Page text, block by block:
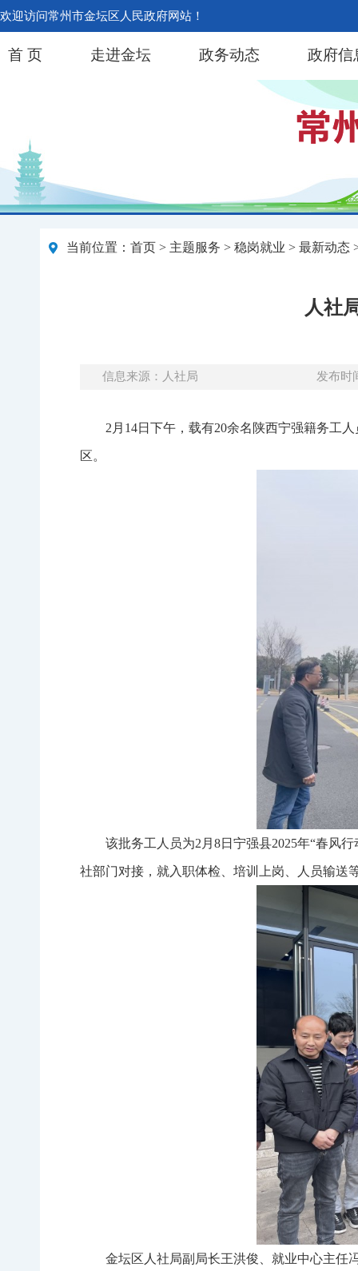
欢迎访问常州市金坛区人民政府网站！
首 页 走进金坛 政务动态 政府信
当前位置： 首页 > 主题服务 > 稳岗就业 > 最新动态
人社
信息来源：人社局 发布时
2月 14日下午，载有20余名陕西宁强籍务工
区。
该批务工人员为2 月 8日宁强县2025年“春风
社部门对接，就入职体检、培训上岗、人员输送
金坛区人社局副局长王洪俊、就业中心主任